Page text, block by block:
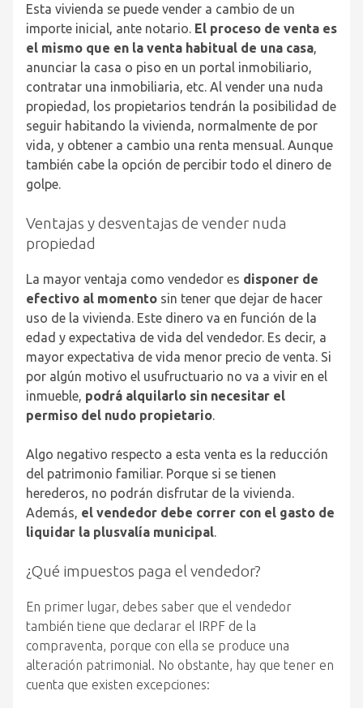
Esta vivienda se puede vender a cambio de un
importe inicial, ante notario. El proceso de venta es
el mismo que en la venta habitual de una casa,
anunciar la casa o piso en un portal inmobiliario,
contratar una inmobiliaria, etc. Al vender una nuda
propiedad, los propietarios tendrán la posibilidad de
seguir habitando la vivienda, normalmente de por
vida, y obtener a cambio una renta mensual. Aunque
también cabe la opción de percibir todo el dinero de
golpe.
Ventajas y desventajas de vender nuda
propiedad
La mayor ventaja como vendedor es disponer de
efectivo al momento sin tener que dejar de hacer
uso de la vivienda. Este dinero va en función de la
edad y expectativa de vida del vendedor. Es decir, a
mayor expectativa de vida menor precio de venta. Si
por algún motivo el usufructuario no va a vivir en el
inmueble, podrá alquilarlo sin necesitar el
permiso del nudo propietario.
Algo negativo respecto a esta venta es la reducción
del patrimonio familiar. Porque si se tienen
herederos, no podrán disfrutar de la vivienda.
Además, el vendedor debe correr con el gasto de
liquidar la plusvalía municipal.
¿Qué impuestos paga el vendedor?
En primer lugar, debes saber que el vendedor
también tiene que declarar el IRPF de la
compraventa, porque con ella se produce una
alteración patrimonial. No obstante, hay que tener en
cuenta que existen excepciones: